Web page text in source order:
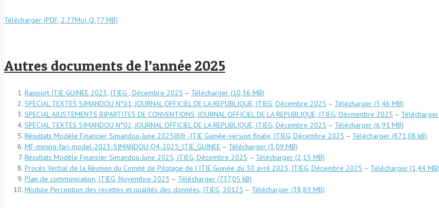
Télécharger (PDF, 2.77Mo)
Autres documents de l’année 2025
Rapport ITIE GUINEE 2023, ITIEG , Décembre 2025 – Télécharger
SPECIAL TEXTES SIMANDOU N°01, JOURNAL OFFICIEL DE LA REPUBLIQUE, ITIEG, Décembre 2025 – Télécharger
SPECIAL AJUSTEMENTS BIPARTITES DE CONVENTIONS, JOURNAL OFFICIEL DE LA REPUBLIQUE, ITIEG, Décmenbre 2025 – Télécharger
SPECIAL TEXTES SIMANDOU N°02, JOURNAL OFFICIEL DE LA REPUBLIQUE, ITIEG, Décembre 2025 – Télécharger
Résultats Modèle Financier Simandou-June 2025@fr -ITIE Guinée-version finale, ITIEG, Décembre 2025 – Télécharger
MF-mining-fari-model-2023-SIMANDOU-Q4-2025_ITIE_GUINEE – Télécharger
Résultats Modèle Financier Simandou-June 2025, ITIEG, Décembre 2025 – Télécharger
Procès Verbal de la Réunion du Comité de Pilotage de l’ITIE Guinée du 30 avril 2025, ITIEG, Décembre 2025 – Télécharger
Plan de communication, ITIEG, Novembre 2025 – Télécharger
Module Perception des recettes et qualités des données, ITIEG, 20125 – Télécharger